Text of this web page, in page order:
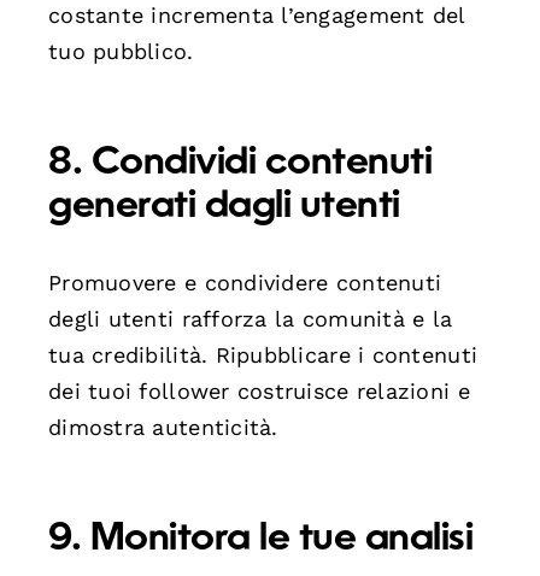
costante incrementa l’engagement del
tuo pubblico.
8. Condividi contenuti
generati dagli utenti
Promuovere e condividere contenuti
degli utenti rafforza la comunità e la
tua credibilità. Ripubblicare i contenuti
dei tuoi follower costruisce relazioni e
dimostra autenticità.
9. Monitora le tue analisi